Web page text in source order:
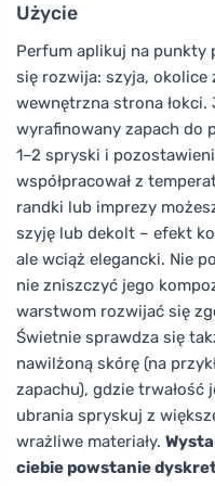
Użycie
Perfum aplikuj na punkty
się rozwija: szyja, okolice
wewnętrzna strona
wyrafinowany zapach do
1–2 spryski i
współpracował z
randki lub imprezy
szyję lub dekolt – efekt
ale wciąż elegancki. Nie
nie zniszczyć jego
warstwom rozwijać się
Świetnie sprawdza się
nawilżoną skórę (na
zapachu), gdzie trwałość
ubrania spryskuj z
wrażliwe materiały.
ciebie powstanie